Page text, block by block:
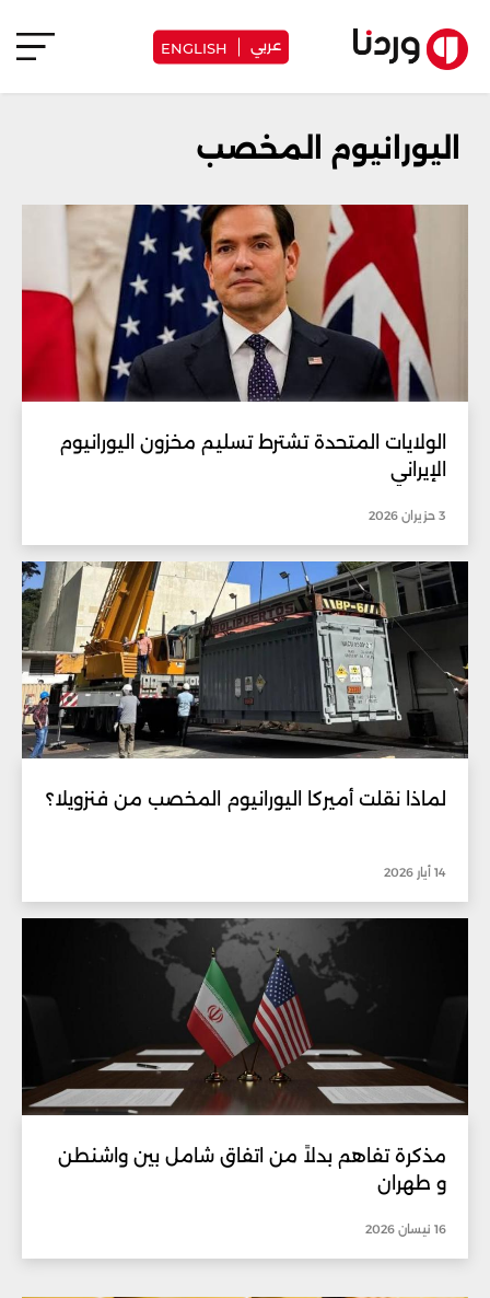
عربي ENGLISH
اليورانيوم المخصب
الولايات المتحدة تشترط تسليم مخزون اليورانيوم
الإيراني
3 حزيران 2026
لماذا نقلت أميركا اليورانيوم المخصب من فنزويلا؟
14 أيار 2026
مذكرة تفاهم بدلاً من اتفاق شامل بين واشنطن
و طهران
16 نيسان 2026